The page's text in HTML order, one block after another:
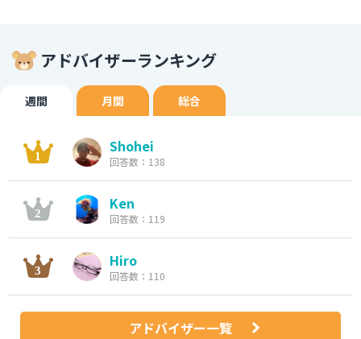
アドバイザーランキング
週間 月間 総合
Shohei
回答数：138
Ken
回答数：119
Hiro
回答数：110
アドバイザー一覧